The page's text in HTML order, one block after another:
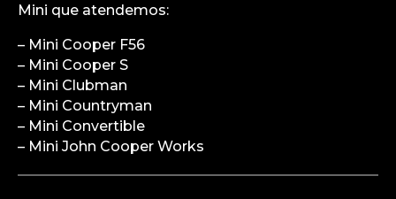
Mini que atendemos:
– Mini Cooper F56
– Mini Cooper S
– Mini Clubman
– Mini Countryman
– Mini Convertible
– Mini John Cooper Works